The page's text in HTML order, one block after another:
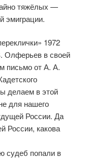
тяжё­лых —
эмиграции.
1972
Олферьев в своей
письмо от А. А.
делаем в этой
для нашего
России. Да
России, какова
судеб попали в